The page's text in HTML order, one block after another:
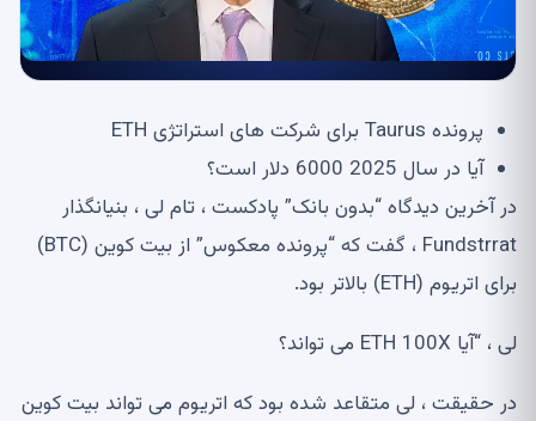
پرونده Taurus برای شرکت های استراتژی ETH
آیا در سال 2025 6000 دلار است؟
در آخرین دیدگاه “بدون بانک” پادکست ، تام لی ، بنیانگذار
Fundstrrat ، گفت که “پرونده معکوس” از بیت کوین (BTC)
برای اتریوم (ETH) بالاتر بود.
لی ، “آیا ETH 100X می تواند؟
در حقیقت ، لی متقاعد شده بود که اتریوم می تواند بیت کوین